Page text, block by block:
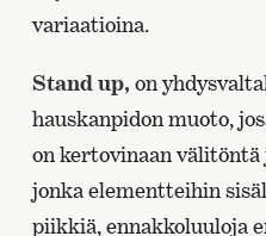
variaatioina.
Stand up, on
hauskanpidon muoto,
on kertovinaan välitöntä
jonka elementteihin
piikkiä, ennakkoluuloja